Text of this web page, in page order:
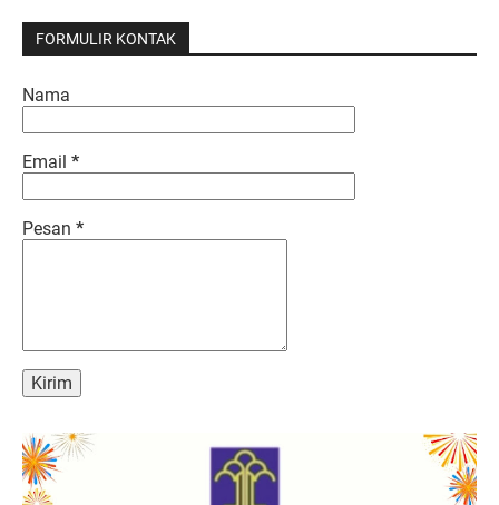
FORMULIR KONTAK
Nama
Email *
Pesan *